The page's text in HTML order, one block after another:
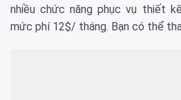
nhiều chức năng phục vụ thiết
mức phí 12$/ tháng. Bạn có thể